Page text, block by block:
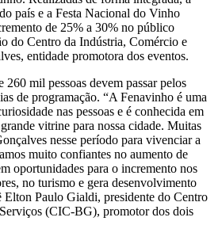
país e a Festa Nacional do Vinho
de 25% a 30% no público
do Centro da Indústria, Comércio e
entidade promotora dos eventos.
260 mil pessoas devem passar pelos
de programação. “A Fenavinho é uma
nas pessoas e é conhecida em
vitrine para nossa cidade. Muitas
nesse período para vivenciar a
muito confiantes no aumento de
oportunidades para o incremento nos
no turismo e gera desenvolvimento
Elton Paulo Gialdi, presidente do Centro
(CIC-BG), promotor dos dois